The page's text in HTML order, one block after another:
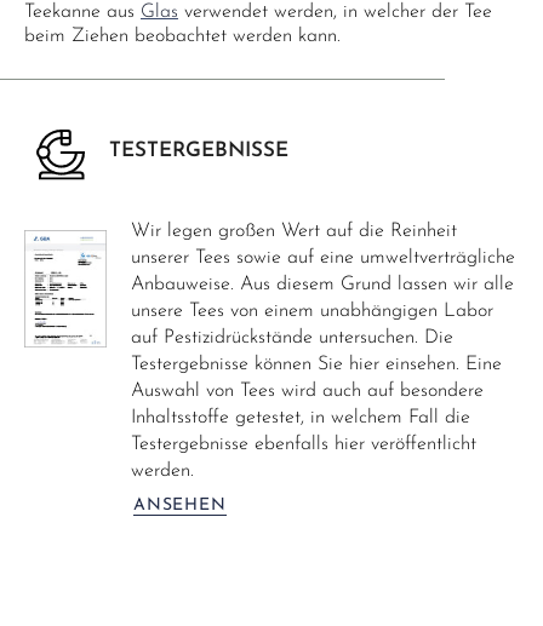
Teekanne aus Glas verwendet werden, in welcher der Tee
beim Ziehen beobachtet werden kann.
TESTERGEBNISSE
Wir legen großen Wert auf die Reinheit
unserer Tees sowie auf eine umweltverträgliche
Anbauweise. Aus diesem Grund lassen wir alle
unsere Tees von einem unabhängigen Labor
auf Pestizidrückstände untersuchen. Die
Testergebnisse können Sie hier einsehen. Eine
Auswahl von Tees wird auch auf besondere
Inhaltsstoffe getestet, in welchem Fall die
Testergebnisse ebenfalls hier veröffentlicht
werden.
ANSEHEN